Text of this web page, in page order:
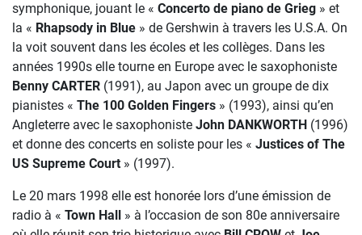
symphonique, jouant le « Concerto de piano de Grieg » et
la « Rhapsody in Blue » de Gershwin à travers les U.S.A. On
la voit souvent dans les écoles et les collèges. Dans les
années 1990s elle tourne en Europe avec le saxophoniste
Benny CARTER (1991), au Japon avec un groupe de dix
pianistes « The 100 Golden Fingers » (1993), ainsi qu’en
Angleterre avec le saxophoniste John DANKWORTH (1996)
et donne des concerts en soliste pour les « Justices of The
US Supreme Court » (1997).
Le 20 mars 1998 elle est honorée lors d’une émission de
radio à « Town Hall » à l’occasion de son 80e anniversaire